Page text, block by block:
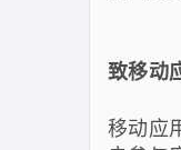
致移动
移动应